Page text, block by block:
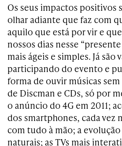
Os seus impactos positivos
olhar adiante que faz com
aquilo que está por vir e
nossos dias nesse
mais ágeis e simples. Já são
participando do evento e
forma de ouvir músicas
de Discman e CDs, só por
o anúncio do 4G em 2011;
dos smartphones, cada vez
com tudo à mão; a
naturais; as TVs mais